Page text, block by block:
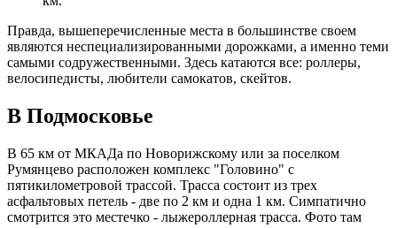
Правда, вышеперечисленные места в большинстве своем
являются неспециализированными дорожками, а именно теми
самыми содружественными. Здесь катаются все: роллеры,
велосипедисты, любители самокатов, скейтов.
В Подмосковье
В 65 км от МКАДа по Новорижскому или за поселком
Румянцево расположен комплекс "Головино" с
пятикилометровой трассой. Трасса состоит из трех
асфальтовых петель - две по 2 км и одна 1 км. Симпатично
смотрится это местечко - лыжероллерная трасса. Фото там